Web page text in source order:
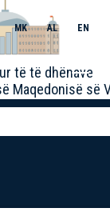
të të dhënave
Maqedonisë së
MK AL EN
Toggle